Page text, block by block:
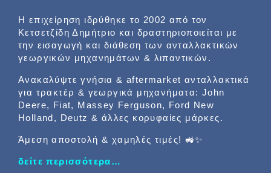
Η επιχείρηση ιδρύθηκε το 2002 από τον
Κετσετζίδη Δημήτριο και δραστηριοποιείται με
την εισαγωγή και διάθεση των ανταλλακτικών
γεωργικών μηχανημάτων & λιπαντικών.
Ανακαλύψτε γνήσια & aftermarket ανταλλακτικά
για τρακτέρ & γεωργικά μηχανήματα: John
Deere, Fiat, Massey Ferguson, Ford New
Holland, Deutz & άλλες κορυφαίες μάρκες.
Άμεση αποστολή & χαμηλές τιμές! 🚜✨
δείτε περισσότερα…